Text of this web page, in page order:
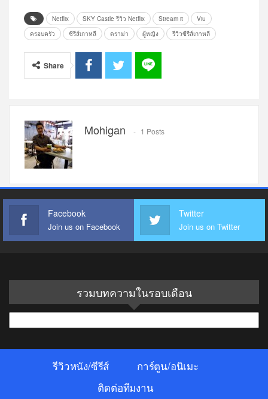
Netflix SKY Castle รีวิว Netflix Stream it
Viu
ครอบครัว
ซีรีส์เกาหลี ดราม่า ผู้หญิง รีวิวซีรีส์เกาหลี
Share
Mohigan 1 Posts
Facebook
Join us on Facebook
Twitter
Join us on Twitter
รวมบทความในรอบเดือน
ใน
รีวิวหนัง/ซีรีส์
การ์ตูน/อนิเมะ
ติดต่อทีมงาน